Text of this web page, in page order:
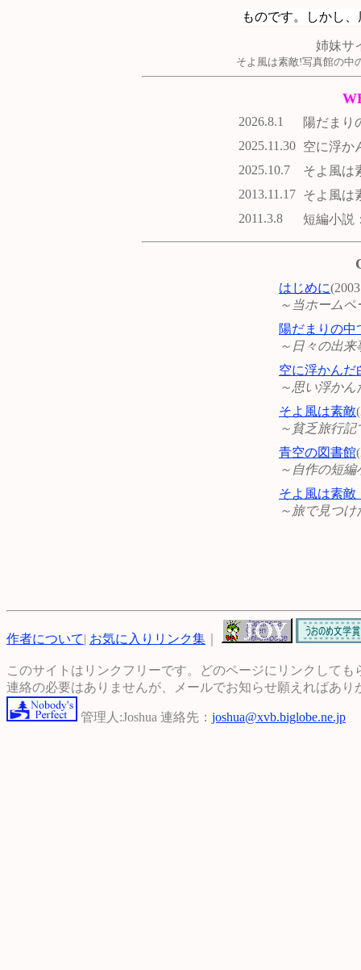
姉妹サ
そよ風は素敵!写真館の中
2026.8.1
陽だまり
2025.11.30 空に浮か
2025.10.7
そよ風は
2013.11.17 そよ風は
2011.3.8
短編小説
はじめに
～当ホーム
陽だまりの中
～日々の出
空に浮かんだ
～思い浮か
そよ風は素敵
～貧乏旅行記
青空の図書館
～自作の短
そよ風は素敵
～旅で見つ
作者について| お気に入りリンク集
このサイトはリンクフリーです。どのページにリンクしても
連絡の必要はありませんが、メールでお知らせ願えればあり
管理人:Joshua 連絡先： joshua@xvb.biglobe.ne.jp